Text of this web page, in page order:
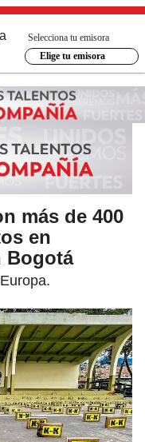
Selecciona tu emisora
Elige tu emisora
más de 400
en
Bogotá